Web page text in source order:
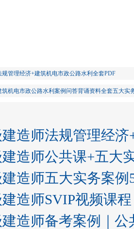
规管理经济+建筑机电市政公路水利全套PDF
筑机电市政公路水利案例问答背诵资料全套五大实
造师法规管理经
造师公共课+五大
建造师五大实务案
造师SVIP视频课程
造师备考案例｜